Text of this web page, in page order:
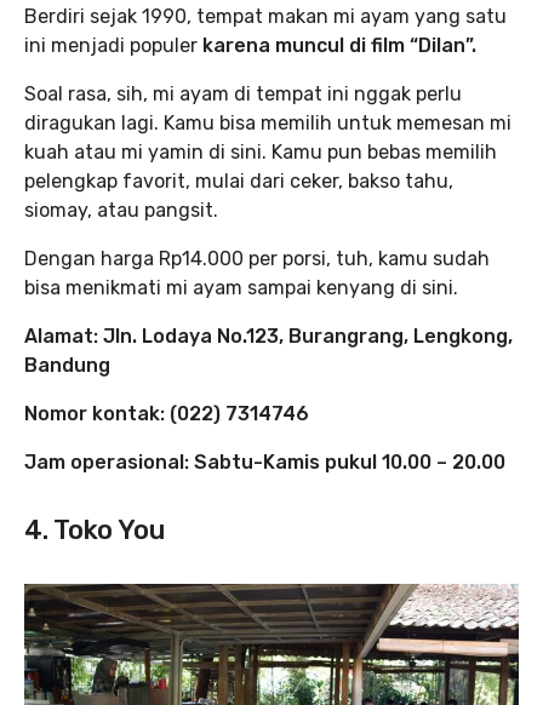
Berdiri sejak 1990, tempat makan mi ayam yang satu
ini menjadi populer karena muncul di film “Dilan”.
Soal rasa, sih, mi ayam di tempat ini nggak perlu
diragukan lagi. Kamu bisa memilih untuk memesan mi
kuah atau mi yamin di sini. Kamu pun bebas memilih
pelengkap favorit, mulai dari ceker, bakso tahu,
siomay, atau pangsit.
Dengan harga Rp14.000 per porsi, tuh, kamu sudah
bisa menikmati mi ayam sampai kenyang di sini.
Alamat: Jln. Lodaya No.123, Burangrang, Lengkong,
Bandung
Nomor kontak: (022) 7314746
Jam operasional: Sabtu-Kamis pukul 10.00 – 20.00
4. Toko You